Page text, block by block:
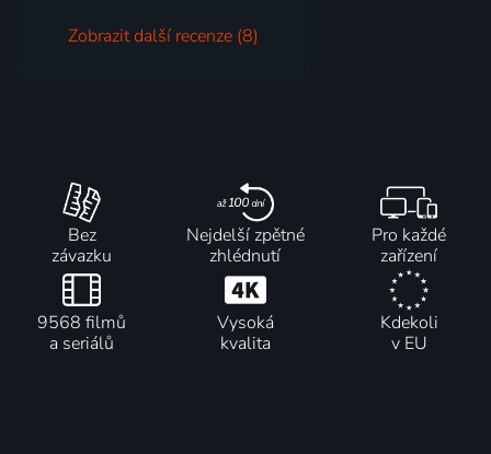
Zobrazit další recenze (8)
Bez
závazku
Nejdelší zpětné
zhlédnutí
Pro každé
zařízení
9568 filmů
a seriálů
Vysoká
kvalita
Kdekoli
v EU